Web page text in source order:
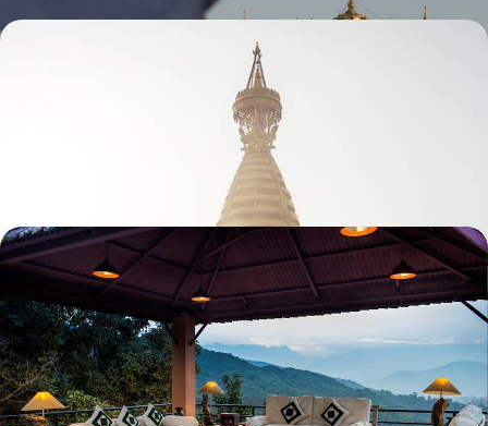
Safari, rafting et randonnée - Le Népal actif avec
Pour des enfants qui n'en sont plus vraiment, une première – ou une
énième – rencontre avec l'Asie, au cœur de l'Himalaya
Au cœur du Népal - Spiritualité et adresses hors
normes
Après les grands monuments de la vallée de Katmandou, trois jours de
retour à soi à Dulikhel
8 jours, de 5300 à 6700 €